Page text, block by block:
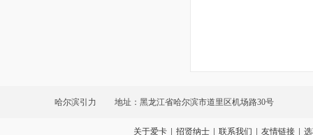
哈尔滨引力 地址：黑龙江省哈尔滨市道里区机场路30号
关于爱卡 招贤纳士 联系我们 友情链接